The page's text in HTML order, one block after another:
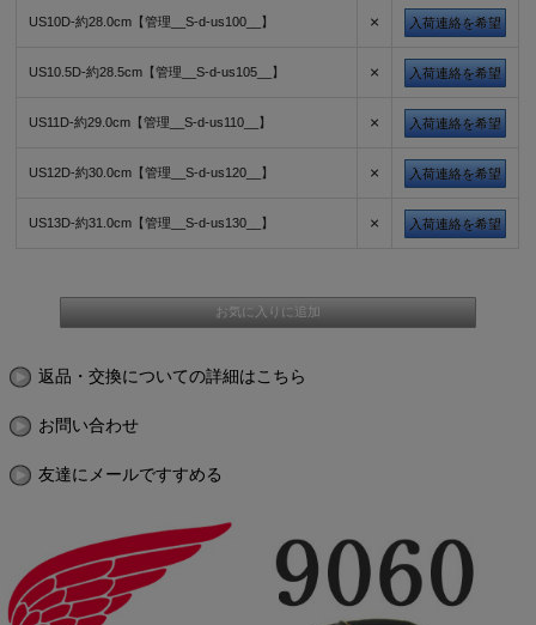
US10D-約28.0cm【管理__S-d-us100__】 × 入荷連絡を希望
US10.5D-約28.5cm【管理__S-d-us105__】 × 入荷連絡を希望
US11D-約29.0cm【管理__S-d-us110__】 × 入荷連絡を希望
US12D-約30.0cm【管理__S-d-us120__】 × 入荷連絡を希望
US13D-約31.0cm【管理__S-d-us130__】 × 入荷連絡を希望
返品・交換についての詳細はこちら
お問い合わせ
友達にメールですすめる